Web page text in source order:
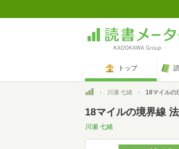
トップ
トップ川瀬 七緒 18マイルの
18マイルの境界線
川瀬 七緒